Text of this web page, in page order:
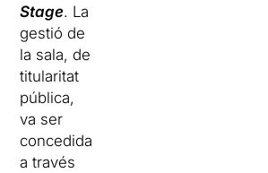
Stage. La
gestió de
la sala, de
titularitat
pública,
va ser
concedida
a través